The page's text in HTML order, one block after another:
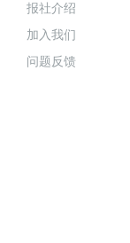
报社介绍
加入我们
问题反馈